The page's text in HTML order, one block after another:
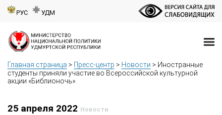
РУС УДМ
Главная страница > Пресс-центр > Новости > Иностранные
студенты приняли участие во Всероссийской культурной
акции «Библионочь»
25 апреля 2022 Новости